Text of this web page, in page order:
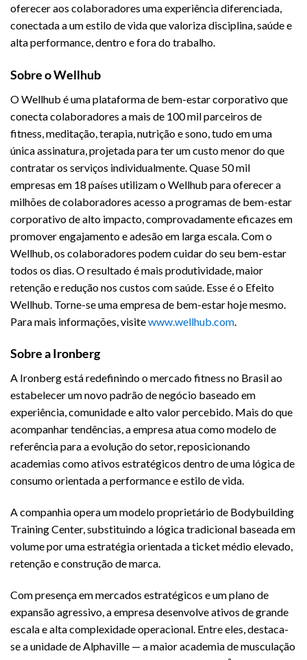
oferecer aos colaboradores uma experiência diferenciada,
conectada a um estilo de vida que valoriza disciplina, saúde e
alta performance, dentro e fora do trabalho.
Sobre o Wellhub
O Wellhub é uma plataforma de bem-estar corporativo que
conecta colaboradores a mais de 100 mil parceiros de
fitness, meditação, terapia, nutrição e sono, tudo em uma
única assinatura, projetada para ter um custo menor do que
contratar os serviços individualmente. Quase 50 mil
empresas em 18 países utilizam o Wellhub para oferecer a
milhões de colaboradores acesso a programas de bem-estar
corporativo de alto impacto, comprovadamente eficazes em
promover engajamento e adesão em larga escala. Com o
Wellhub, os colaboradores podem cuidar do seu bem-estar
todos os dias. O resultado é mais produtividade, maior
retenção e redução nos custos com saúde. Esse é o Efeito
Wellhub. Torne-se uma empresa de bem-estar hoje mesmo.
Para mais informações, visitewww.wellhub.com
Sobre a Ironberg
A Ironberg está redefinindo o mercado fitness no Brasil ao
estabelecer um novo padrão de negócio baseado em
experiência, comunidade e alto valor percebido. Mais do que
acompanhar tendências, a empresa atua como modelo de
referência para a evolução do setor, reposicionando
academias como ativos estratégicos dentro de uma lógica de
consumo orientada a performance e estilo de vida.
A companhia opera um modelo proprietário de Bodybuilding
Training Center, substituindo a lógica tradicional baseada em
volume por uma estratégia orientada a ticket médio elevado,
retenção e construção de marca.
Com presença em mercados estratégicos e um plano de
expansão agressivo, a empresa desenvolve ativos de grande
escala e alta complexidade operacional. Entre eles, destaca-
se a unidade de Alphaville — a maior academia de musculação